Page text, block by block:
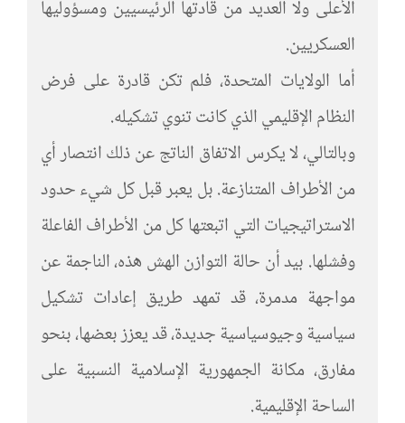
الأعلى ولا العديد من قادتها الرئيسيين ومسؤوليها
العسكريين.
أما الولايات المتحدة، فلم تكن قادرة على فرض
النظام الإقليمي الذي كانت تنوي تشكيله.
وبالتالي، لا يكرس الاتفاق الناتج عن ذلك انتصار أي
من الأطراف المتنازعة. بل يعبر قبل كل شيء حدود
الاستراتيجيات التي اتبعتها كل من الأطراف الفاعلة
وفشلها. بيد أن حالة التوازن الهش هذه، الناجمة عن
مواجهة مدمرة، قد تمهد طريق إعادات تشكيل
سياسية وجيوسياسية جديدة، قد يعزز بعضها، بنحو
مفارق، مكانة الجمهورية الإسلامية النسبية على
الساحة الإقليمية.